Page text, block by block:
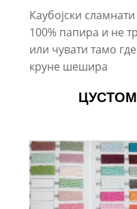
Каубојски
100% папира и не
или чувати тамо
круне шешира